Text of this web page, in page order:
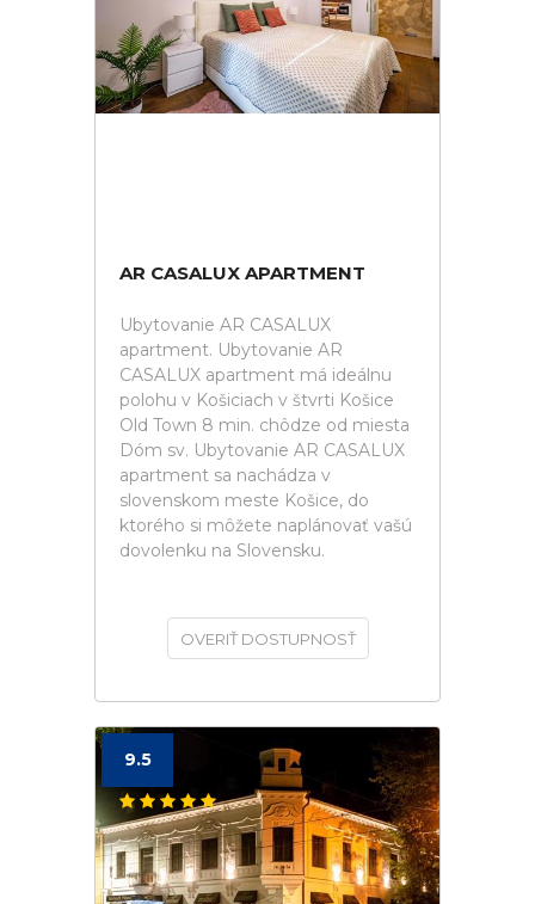
AR CASALUX APARTMENT
Ubytovanie AR CASALUX
apartment. Ubytovanie AR
CASALUX apartment má ideálnu
polohu v Košiciach v štvrti Košice
Old Town 8 min. chôdze od miesta
Dóm sv. Ubytovanie AR CASALUX
apartment sa nachádza v
slovenskom meste Košice, do
ktorého si môžete naplánovať vašú
dovolenku na Slovensku.
OVERIŤ DOSTUPNOSŤ
9.5